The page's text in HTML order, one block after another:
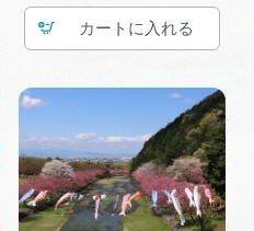
カート